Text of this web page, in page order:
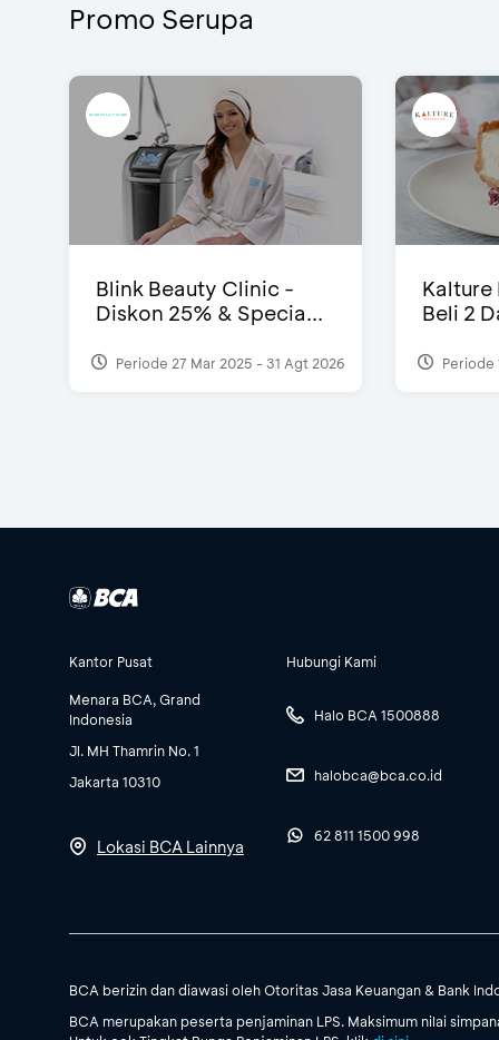
Promo Serupa
Blink Beauty Clinic -
Diskon 25% & Specia...
Periode 27 Mar 2025 - 31 Agt 2026
Kalture
Beli 2
Periode
Kantor Pusat
Menara BCA, Grand
Indonesia
Jl. MH Thamrin No. 1
Jakarta 10310
Lokasi BCA Lainnya
Hubungi Kami
Halo BCA 1500888
halobca@bca.co.id
62 811 1500 998
BCA berizin dan diawasi oleh Otoritas Jasa Keuangan & Bank
BCA merupakan peserta penjaminan LPS. Maksimum nilai